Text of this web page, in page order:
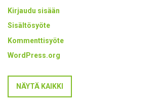
Kirjaudu sisään
Sisältösyöte
Kommenttisyöte
WordPress.org
NÄYTÄ KAIKKI